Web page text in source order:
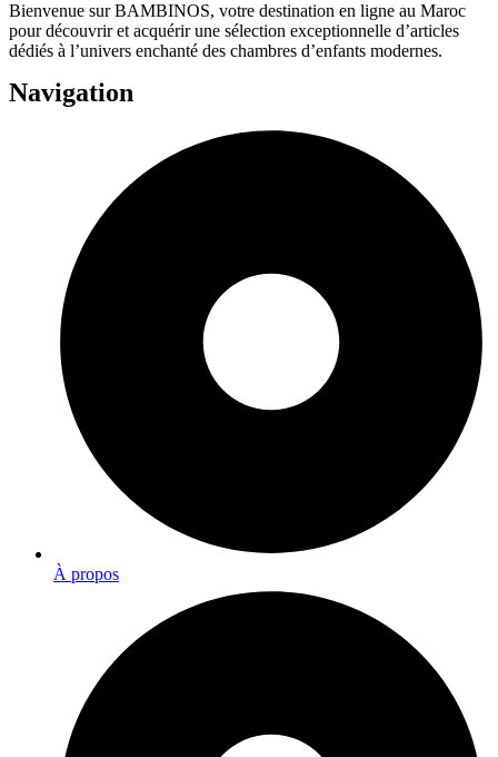
Bienvenue sur BAMBINOS, votre destination en ligne au Maroc
pour découvrir et acquérir une sélection exceptionnelle d’articles
dédiés à l’univers enchanté des chambres d’enfants modernes.
Navigation
À propos